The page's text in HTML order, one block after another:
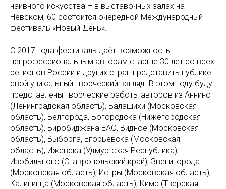
наивного искусства – в выставочных залах на
Невском, 60 состоится очередной Международный
фестиваль «Новый День».
С 2017 года фестиваль даёт возможность
непрофессиональным авторам старше 30 лет со всех
регионов России и других стран представить публике
свой уникальный творческий взгляд. В этом году будут
представлены творческие работы авторов из Аннино
(Ленинградская область), Балашихи (Московская
область), Белгорода, Богородска (Нижегородская
область), Биробиджана ЕАО, Видное (Московская
область), Выборга, Егорьевска (Московская
область), Ижевска (Удмуртская Республика),
Изобильного (Ставропольский край), Звенигорода
(Московская область), Истры (Московская область),
Калининца (Московская область), Кимр (Тверская